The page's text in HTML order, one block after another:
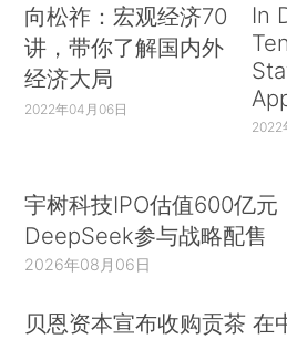
向松祚：宏观经济70
讲，带你了解国内外
经济大局
2022年04月06日
In
2022
宇树科技IPO估值600亿元
DeepSeek参与战略配售
2026年08月06日
贝恩资本宣布收购贡茶 在